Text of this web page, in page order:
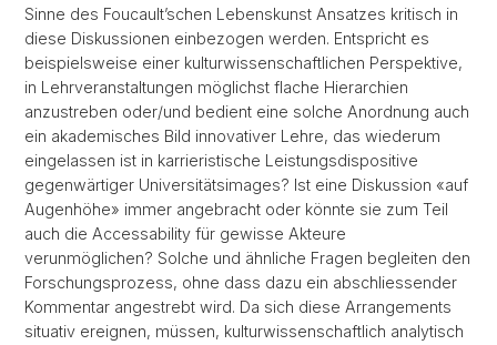
Sinne des Foucault’schen Lebenskunst Ansatzes kritisch in
diese Diskussionen einbezogen werden. Entspricht es
beispielsweise einer kulturwissenschaftlichen Perspektive,
in Lehrveranstaltungen möglichst flache Hierarchien
anzustreben oder/und bedient eine solche Anordnung auch
ein akademisches Bild innovativer Lehre, das wiederum
eingelassen ist in karrieristische Leistungsdispositive
gegenwärtiger Universitätsimages? Ist eine Diskussion «auf
Augenhöhe» immer angebracht oder könnte sie zum Teil
auch die Accessability für gewisse Akteure
verunmöglichen? Solche und ähnliche Fragen begleiten den
Forschungsprozess, ohne dass dazu ein abschliessender
Kommentar angestrebt wird. Da sich diese Arrangements
situativ ereignen, müssen, kulturwissenschaftlich analytisch